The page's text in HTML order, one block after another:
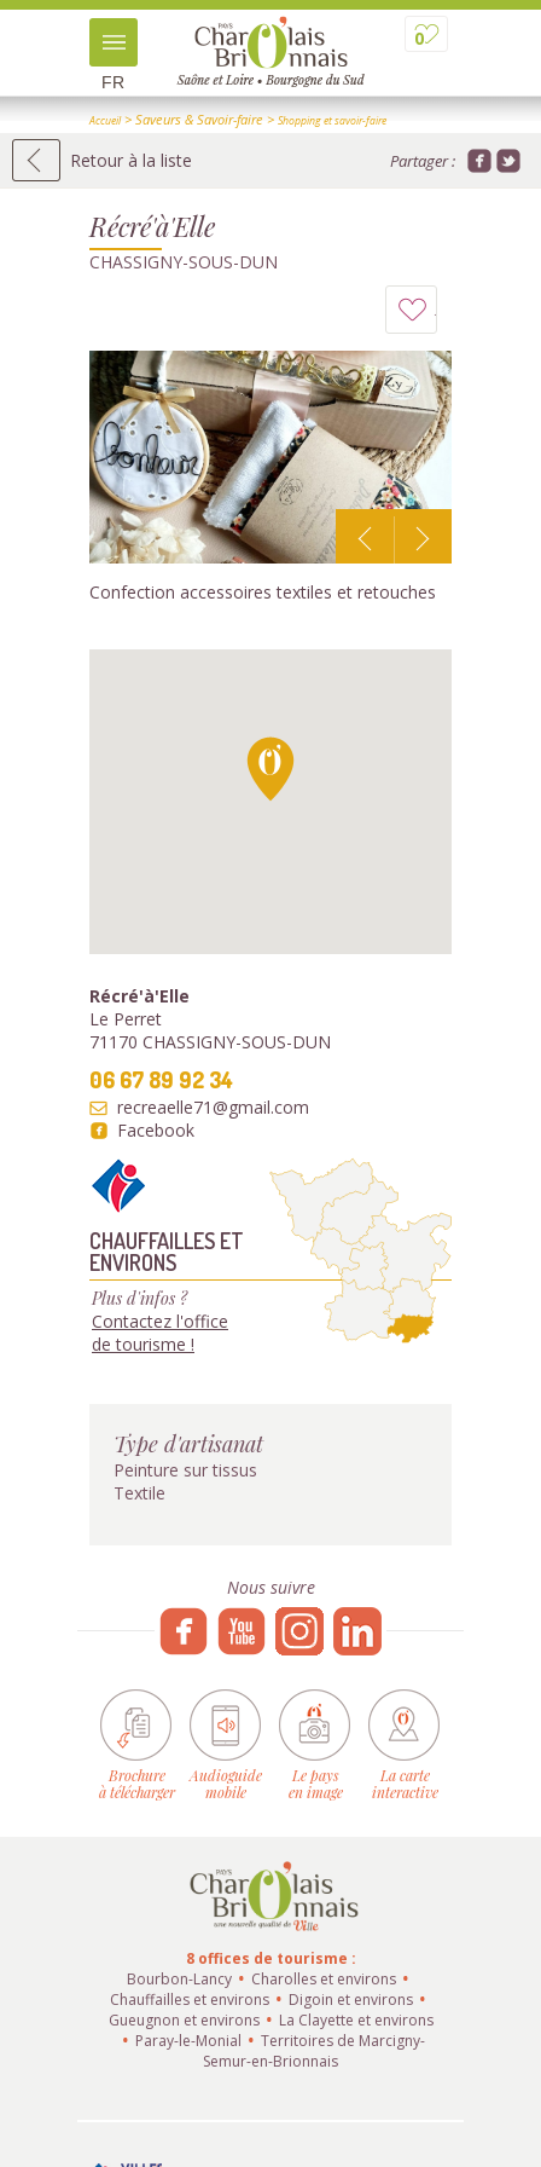
0
FR
Accueil> Saveurs & Savoir-faire > Shopping et savoir-faire
Retour à la liste Partager :
Récré'à'Elle
CHASSIGNY-SOUS-DUN
à
mon
carnet
1 /1
Confection accessoires textiles et retouches
Récré'à'Elle
Le Perret
71170 CHASSIGNY-SOUS-DUN
06 67 89 92 34
recreaelle71@gmail.com
Facebook
CHAUFFAILLES ET
ENVIRONS
Plus d'infos ?
Contactez l'office
de tourisme !
Type d'artisanat
Peinture sur tissus
Textile
Nous suivre
Brochure
à télécharger
Audioguide
mobile
Le pays
en image
La carte
interactive
8 offices de tourisme :
Bourbon-Lancy
Charolles et environs
Chauffailles et environs
Digoin et environs
Gueugnon et environs
La Clayette et environs
Paray-le-Monial
Territoires de Marcigny-
Semur-en-Brionnais